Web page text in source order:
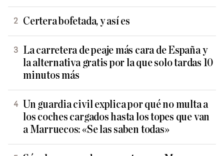
Certera bofetada, y así es
La carretera de peaje más cara de España y
la alternativa gratis por la que solo tardas 10
minutos más
Un guardia civil explica por qué no multa a
los coches cargados hasta los topes que van
a Marruecos: «Se las saben todas»